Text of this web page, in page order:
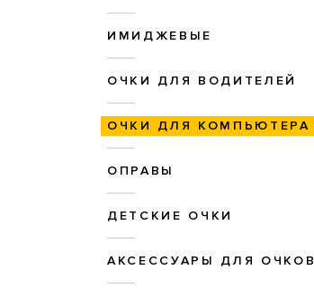
ИМИДЖЕВЫЕ
ОЧКИ ДЛЯ ВОДИТЕЛЕЙ
ОЧКИ ДЛЯ КОМПЬЮТЕРА
ОПРАВЫ
ДЕТСКИЕ ОЧКИ
АКСЕССУАРЫ ДЛЯ ОЧКОВ